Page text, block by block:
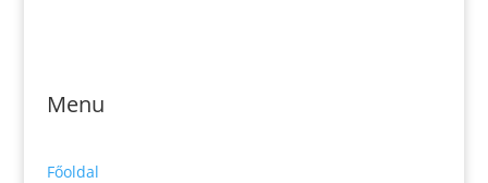
Menu
Főoldal